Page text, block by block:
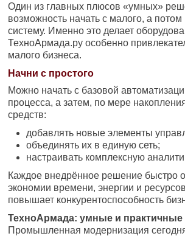
Один из главных плюсов «умных»
возможность начать с малого, а
систему. Именно это делает
ТехноАрмада.ру особенно
малого бизнеса.
Начни с простого
Можно начать с базовой
процесса, а затем, по мере
средств:
добавлять новые элементы
объединять их в единую сеть;
настраивать комплексную
Каждое внедрённое решение быстро
экономии времени, энергии и
повышает конкурентоспособность
ТехноАрмада: умные и
Промышленная модернизация